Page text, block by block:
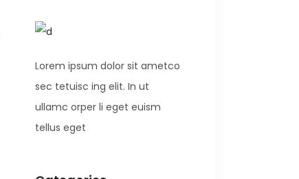
Lorem ipsum dolor sit ametco
sec tetuisc ing elit. In ut
ullamc orper li eget euism
tellus eget